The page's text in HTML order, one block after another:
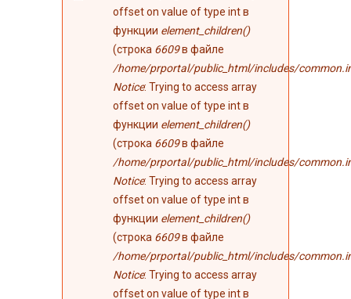
ошибке
offset on value of type int в
функции element_children()
(строка 6609в файле
/home/prportal/public_html/includes/
Notice: Trying to access array
offset on value of type int в
функции element_children()
(строка 6609в файле
/home/prportal/public_html/includes/
Notice: Trying to access array
offset on value of type int в
функции element_children()
(строка 6609в файле
/home/prportal/public_html/includes/
Notice: Trying to access array
offset on value of type int в